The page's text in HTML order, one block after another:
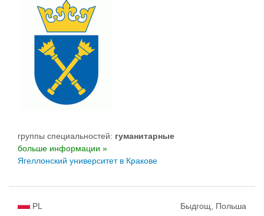
группы специальностей: гуманитарные
больше информации »
Ягеллонский университет в Кракове
PL Быдгощ, Польша